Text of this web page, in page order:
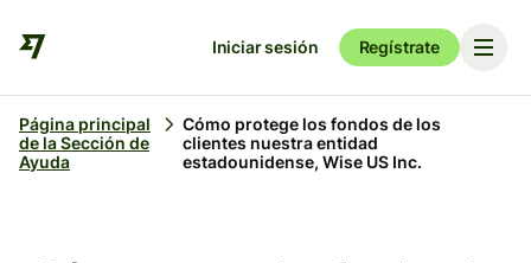
Iniciar sesión Regístrate
Página principal
de la Sección de
Ayuda
Cómo protege los fondos de los
clientes nuestra entidad
estadounidense, Wise US Inc.